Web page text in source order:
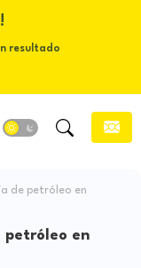
resultado
de petróleo en
petróleo en